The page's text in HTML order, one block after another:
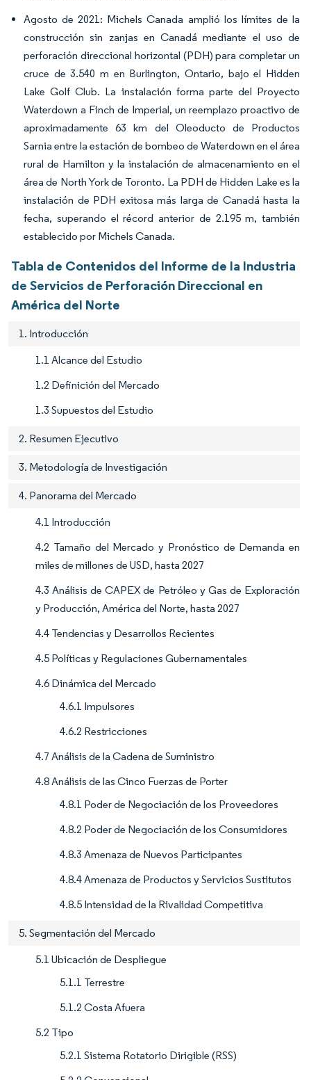
Agosto de 2021: Michels Canada amplió los límites de la
construcción sin zanjas en Canadá mediante el uso de
perforación direccional horizontal (PDH) para completar un
cruce de 3.540 m en Burlington, Ontario, bajo el Hidden
Lake Golf Club. La instalación forma parte del Proyecto
Waterdown a Finch de Imperial, un reemplazo proactivo de
aproximadamente 63 km del Oleoducto de Productos
Sarnia entre la estación de bombeo de Waterdown en el área
rural de Hamilton y la instalación de almacenamiento en el
área de North York de Toronto. La PDH de Hidden Lake es la
instalación de PDH exitosa más larga de Canadá hasta la
fecha, superando el récord anterior de 2.195 m, también
establecido por Michels Canada.
Tabla de Contenidos del Informe de la Industria
de Servicios de Perforación Direccional en
América del Norte
1. Introducción
1.1 Alcance del Estudio
1.2 Definición del Mercado
1.3 Supuestos del Estudio
2. Resumen Ejecutivo
3. Metodología de Investigación
4. Panorama del Mercado
4.1 Introducción
4.2 Tamaño del Mercado y Pronóstico de Demanda en
miles de millones de USD, hasta 2027
4.3 Análisis de CAPEX de Petróleo y Gas de Exploración
y Producción, América del Norte, hasta 2027
4.4 Tendencias y Desarrollos Recientes
4.5 Políticas y Regulaciones Gubernamentales
4.6 Dinámica del Mercado
4.6.1 Impulsores
4.6.2 Restricciones
4.7 Análisis de la Cadena de Suministro
4.8 Análisis de las Cinco Fuerzas de Porter
4.8.1 Poder de Negociación de los Proveedores
4.8.2 Poder de Negociación de los Consumidores
4.8.3 Amenaza de Nuevos Participantes
4.8.4 Amenaza de Productos y Servicios Sustitutos
4.8.5 Intensidad de la Rivalidad Competitiva
5. Segmentación del Mercado
5.1 Ubicación de Despliegue
5.1.1 Terrestre
5.1.2 Costa Afuera
5.2 Tipo
5.2.1 Sistema Rotatorio Dirigible (RSS)